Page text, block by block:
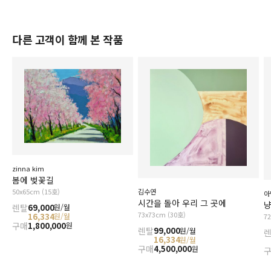
다른 고객이 함께 본 작품
zinna kim
봄에 벚꽃길
50x65cm (15호)
렌탈69,000원/월
16,334원/월
구매1,800,000원
김수연
시간을 돌아 우리 그 곳에
73x73cm (30호)
렌탈99,000원/월
16,334원/월
구매4,500,000원